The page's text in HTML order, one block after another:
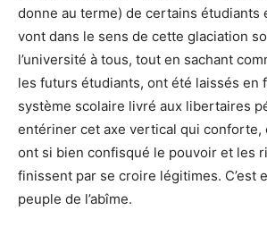
donne au terme) de certains étudiants
vont dans le sens de cette glaciation
l’université à tous, tout en sachant
les futurs étudiants, ont été laissés en
système scolaire livré aux libertaires
entériner cet axe vertical qui conforte,
ont si bien confisqué le pouvoir et les
finissent par se croire légitimes. C’est
peuple de l’abîme.